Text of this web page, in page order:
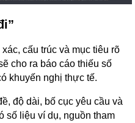
cấu trúc và mục tiêu rõ
cho ra báo cáo thiếu số
khuyến nghị thực tế.
độ dài, bố cục yêu cầu và
số liệu ví dụ, nguồn tham